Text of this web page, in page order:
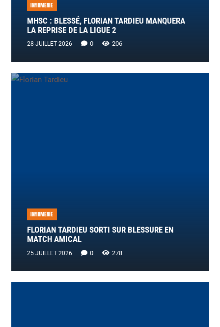
INFIRMERIE
MHSC : BLESSÉ, FLORIAN TARDIEU MANQUERA
LA REPRISE DE LA LIGUE 2
28 JUILLET 2026 0 206
INFIRMERIE
FLORIAN TARDIEU SORTI SUR BLESSURE EN
MATCH AMICAL
25 JUILLET 2026 0 278